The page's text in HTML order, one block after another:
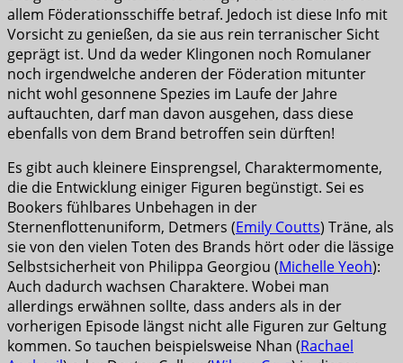
allem Föderationsschiffe betraf. Jedoch ist diese Info mit
Vorsicht zu genießen, da sie aus rein terranischer Sicht
geprägt ist. Und da weder Klingonen noch Romulaner
noch irgendwelche anderen der Föderation mitunter
nicht wohl gesonnene Spezies im Laufe der Jahre
auftauchten, darf man davon ausgehen, dass diese
ebenfalls von dem Brand betroffen sein dürften!
Es gibt auch kleinere Einsprengsel, Charaktermomente,
die die Entwicklung einiger Figuren begünstigt. Sei es
Bookers fühlbares Unbehagen in der
Sternenflottenuniform, Detmers (Emily Coutts) Träne, als
sie von den vielen Toten des Brands hört oder die lässige
Selbstsicherheit von Philippa Georgiou (Michelle Yeoh):
Auch dadurch wachsen Charaktere. Wobei man
allerdings erwähnen sollte, dass anders als in der
vorherigen Episode längst nicht alle Figuren zur Geltung
kommen. So tauchen beispielsweise Nhan (Rachael